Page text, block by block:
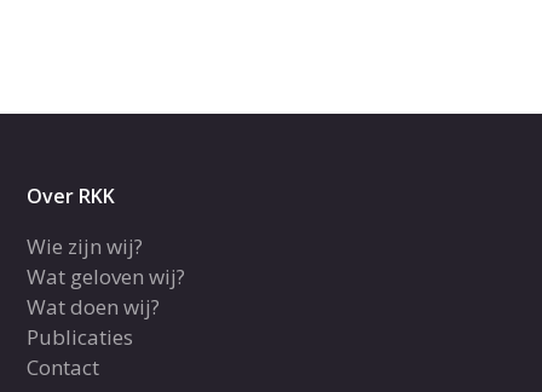
Over RKK
Wie zijn wij?
Wat geloven wij?
Wat doen wij?
Publicaties
Contact